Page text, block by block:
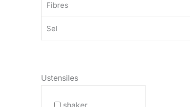
Fibres
Sel
Ustensiles
shaker